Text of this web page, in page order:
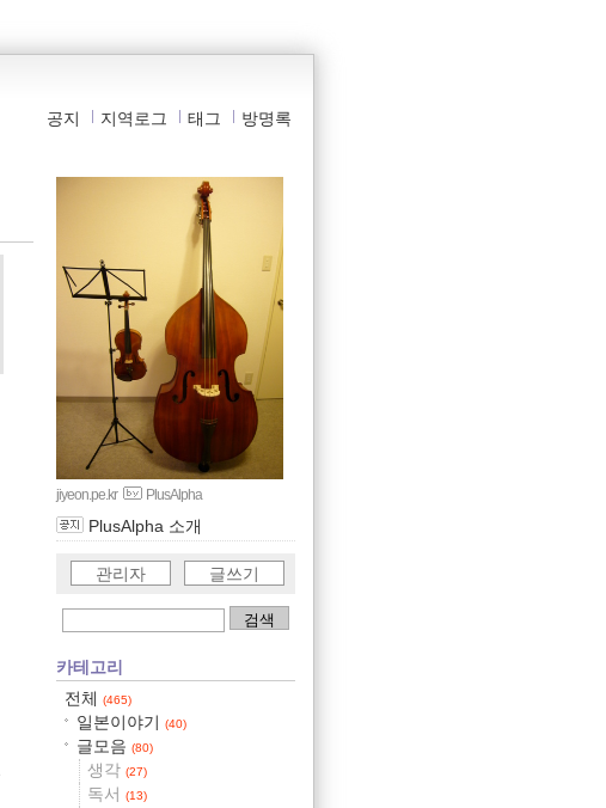
공지 지역로그 태그 방명록
jiyeon.pe.kr PlusAlpha
PlusAlpha 소개
관리자 글쓰기
카테고리
전체
(465)
일본이야기 (40)
글모음 (80)
생각 (27)
독서 (13)